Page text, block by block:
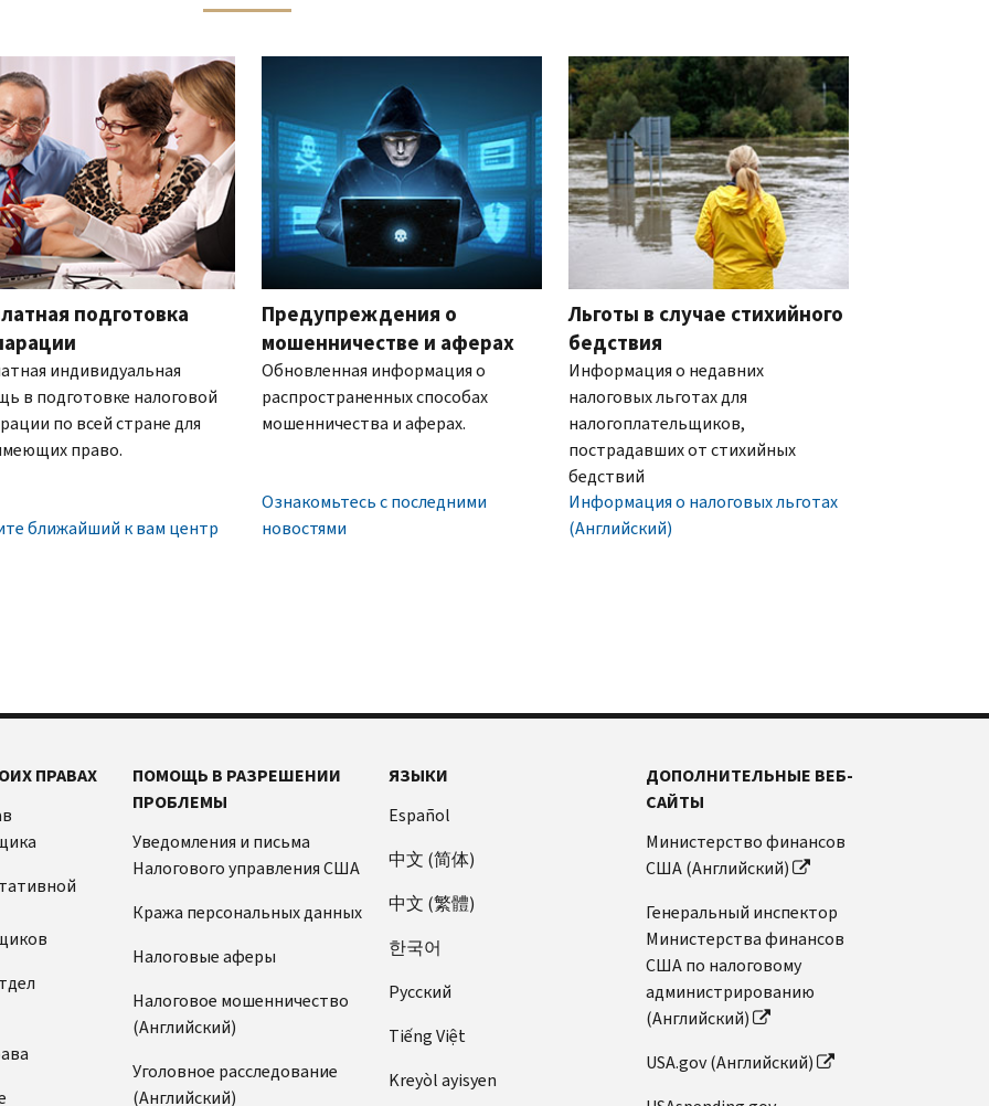
подготовка
индивидуальная
в подготовке налоговой
по всей стране для
право.
ближайший к вам центр
Предупреждения о
мошенничестве и аферах
Обновленная информация о
распространенных способах
мошенничества и аферах.
Ознакомьтесь с последними
новостями
Льготы в случае стихийного
бедствия
Информация о недавних
налоговых льготах для
налогоплательщиков,
пострадавших от стихийных
бедствий
Информация о налоговых льготах
(Английский)
ПРАВАХ
ПОМОЩЬ В РАЗРЕШЕНИИ
ПРОБЛЕМЫ
Уведомления и письма
Налогового управления США
Кража персональных данных
Налоговые аферы
Налоговое мошенничество
(Английский)
Уголовное расследование
(Английский)
ЯЗЫКИ
Español
中文 (简体)
中文 (繁體)
한국어
Pусский
Tiếng Việt
Kreyòl ayisyen
ДОПОЛНИТЕЛЬНЫЕ ВЕБ-
САЙТЫ
Министерство финансов
США (Английский)
Генеральный инспектор
Министерства финансов
США по налоговому
администрированию
(Английский)
USA.gov (Английский)